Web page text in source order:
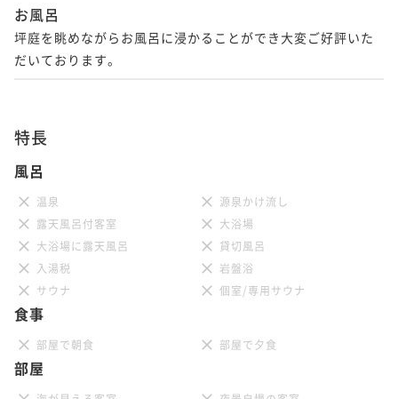
お風呂
坪庭を眺めながらお風呂に浸かることができ大変ご好評いた
だいております。
特長
風呂
温泉
源泉かけ流し
露天風呂付客室
大浴場
大浴場に露天風呂
貸切風呂
入湯税
岩盤浴
サウナ
個室/専用サウナ
食事
部屋で朝食 部屋で夕食
部屋